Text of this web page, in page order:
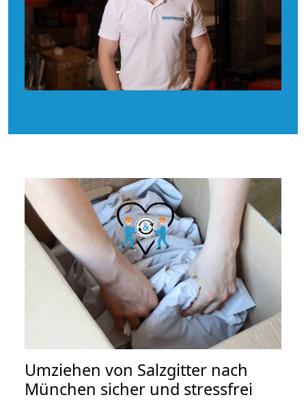
Umziehen von Salzgitter nach
München sicher und stressfrei